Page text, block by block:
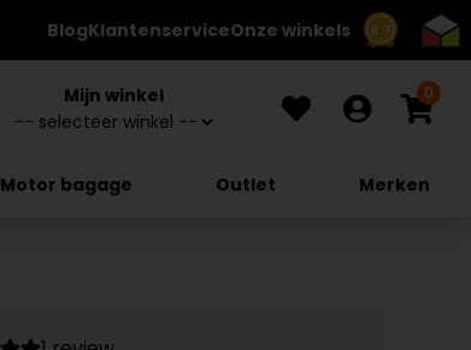
8.7
BlogKlantenserviceOnze winkels
Mijn winkel 0
Motor bagage Outlet Merken